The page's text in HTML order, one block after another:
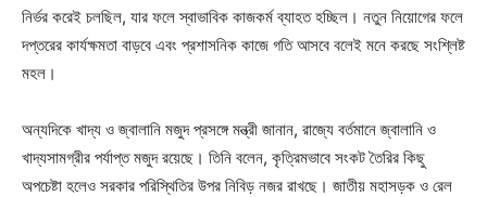
নির্ভর করেই চলছিল, যার ফলে স্বাভাবিক কাজকর্ম ব্যাহত হচ্ছিল। নতুন নিয়োগের ফলে
দপ্তরের কার্যক্ষমতা বাড়বে এবং প্রশাসনিক কাজে গতি আসবে বলেই মনে করছে সংশ্লিষ্ট
মহল।
অন্যদিকে খাদ্য ও জ্বালানি মজুদ প্রসঙ্গে মন্ত্রী জানান, রাজ্যে বর্তমানে জ্বালানি ও
খাদ্যসামগ্রীর পর্যাপ্ত মজুদ রয়েছে। তিনি বলেন, কৃত্রিমভাবে সংকট তৈরির কিছু
অপচেষ্টা হলেও সরকার পরিস্থিতির উপর নিবিড় নজর রাখছে। জাতীয় মহাসড়ক ও রেল